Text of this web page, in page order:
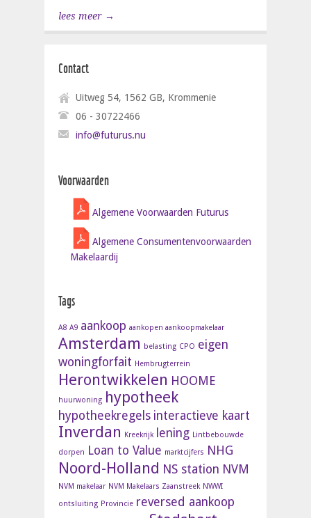
lees meer →
Contact
Uitweg 54, 1562 GB, Krommenie
06 - 30722466
info@futurus.nu
Voorwaarden
Algemene Voorwaarden Futurus
Algemene Consumentenvoorwaarden
Makelaardij
Tags
A8 A9 aankoop aankopen aankoopmakelaar
Amsterdam belasting CPO eigen
woningforfait Hembrugterrein
Herontwikkelen HOOME
huurwoning hypotheek
hypotheekregels interactieve kaart
Inverdan Kreekrijk lening Lintbebouwde
dorpen Loan to Value marktcijfers NHG
Noord-Holland NS station NVM
NVM makelaar NVM Makelaars Zaanstreek NWWI
ontsluiting Provincie reversed aankoop